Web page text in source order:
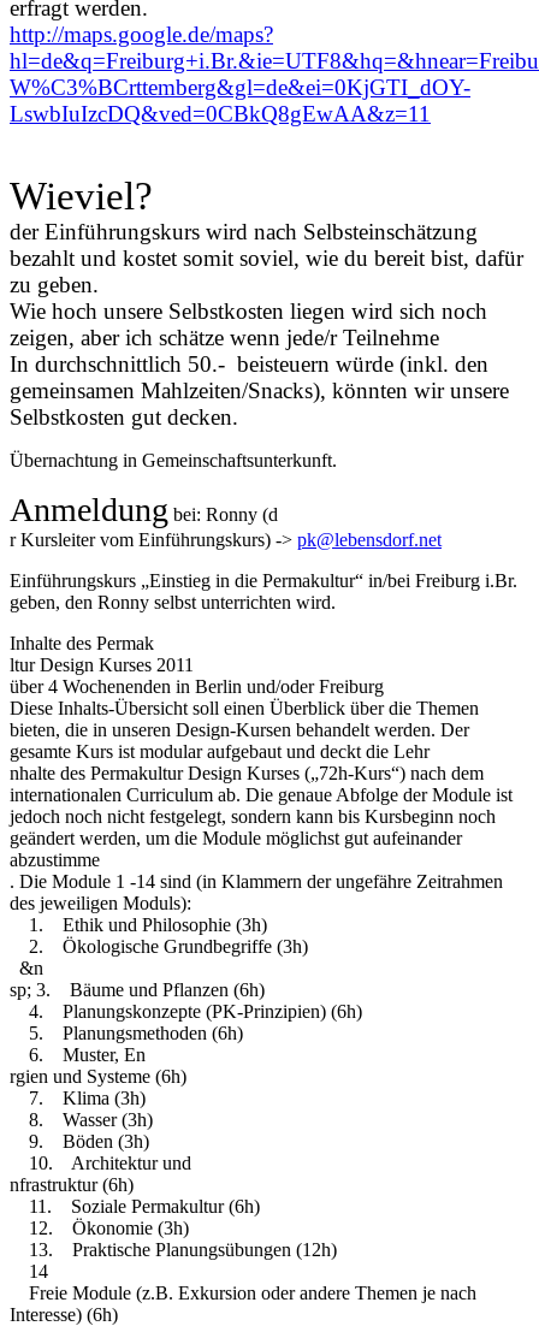
erfragt werden.
http://maps.google.de/maps?
W%C3%BCrttemberg&gl=de&ei=0KjGTI_dOY-
LswbIuIzcDQ&ved=0CBkQ8gEwAA&z=11
Wieviel?
der Einführungskurs wird nach Selbsteinschätzung
bezahlt und kostet somit soviel, wie du bereit bist, dafür
zu geben.
Wie hoch unsere Selbstkosten liegen wird sich noch
zeigen, aber ich schätze wenn jede/r Teilnehme
In durchschnittlich 50.- beisteuern würde (inkl. den
gemeinsamen Mahlzeiten/Snacks), könnten wir unsere
Selbstkosten gut decken.
Übernachtung in Gemeinschaftsunterkunft.
Anmeldung bei: Ronny (d
r Kursleiter vom Einführungskurs) -> pk@lebensdorf.net
Einführungskurs „Einstieg in die Permakultur“ in/bei Freiburg i.Br.
geben, den Ronny selbst unterrichten wird.
Inhalte des Permak
ltur Design Kurses 2011
über 4 Wochenenden in Berlin und/oder Freiburg
Diese Inhalts-Übersicht soll einen Überblick über die Themen
bieten, die in unseren Design-Kursen behandelt werden. Der
gesamte Kurs ist modular aufgebaut und deckt die Lehr
nhalte des Permakultur Design Kurses („72h-Kurs“) nach dem
internationalen Curriculum ab. Die genaue Abfolge der Module ist
jedoch noch nicht festgelegt, sondern kann bis Kursbeginn noch
geändert werden, um die Module möglichst gut aufeinander
abzustimme
. Die Module 1 -14 sind (in Klammern der ungefähre Zeitrahmen
des jeweiligen Moduls):
1. Ethik und Philosophie (3h)
2. Ökologische Grundbegriffe (3h)
&n
sp; 3. Bäume und Pflanzen (6h)
4. Planungskonzepte (PK-Prinzipien) (6h)
5. Planungsmethoden (6h)
6. Muster, En
rgien und Systeme (6h)
7. Klima (3h)
8. Wasser (3h)
9. Böden (3h)
10. Architektur und
nfrastruktur (6h)
11. Soziale Permakultur (6h)
12. Ökonomie (3h)
13. Praktische Planungsübungen (12h)
14
Freie Module (z.B. Exkursion oder andere Themen je nach
Interesse) (6h)